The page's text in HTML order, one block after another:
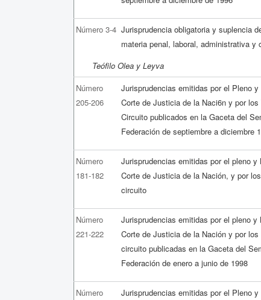
Número 3-4 Jurisprudencia obligatoria y suplencia
materia penal, laboral, administrativa y
Teófilo Olea y Leyva
Número
205-206
Jurisprudencias emitidas por el Pleno
Corte de Justicia de la Naci6n y por
Circuito publicados en la Gaceta del
Federación de septiembre a diciembre
Número
181-182
Jurisprudencias emitidas por el pleno
Corte de Justicia de la Nación, y por
circuito
Número
221-222
Jurisprudencias emitidas por el pleno
Corte de Justicia de la Nación y por
circuito publicadas en la Gaceta del
Federación de enero a junio de 1998
Número
Jurisprudencias emitidas por el Pleno